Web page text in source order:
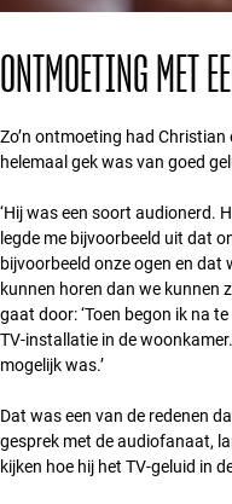
ONTMOETING MET
Zo’n ontmoeting had
helemaal gek was van goed
‘Hij was een soort audionerd.
legde me bijvoorbeeld uit dat
bijvoorbeeld onze ogen en dat
kunnen horen dan we kunnen
gaat door: ‘Toen begon ik na
TV-installatie in de
mogelijk was.’
Dat was een van de redenen
gesprek met de audiofanaat,
kijken hoe hij het TV-geluid in